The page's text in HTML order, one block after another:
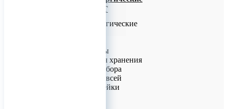
наборы КОНМЕТ
Дентальные хирургические
Титановые кассеты
предназначены для хранения
и стерилизации набора
инструментов для всей
выпускаемой линейки